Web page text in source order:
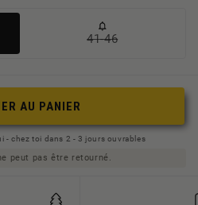
41-46Variante
oder
verfügbar
AU PANIER
- chez toi dans 2 - 3 jours ouvrables
peut pas être retourné.